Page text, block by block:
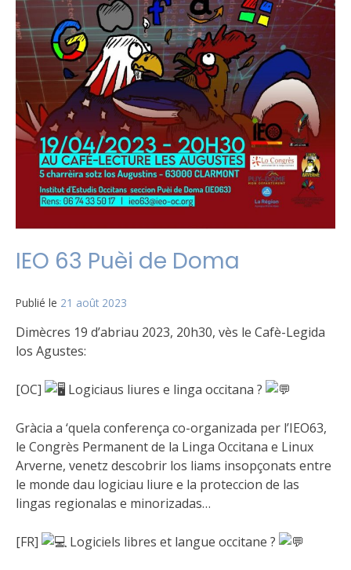
IEO 63 Puèi de Doma
Publié le 21 août 2023
Dimècres 19 d’abriau 2023, 20h30, vès le Cafè-Legida
los Agustes:
[OC] Logiciaus liures e linga occitana ?
Gràcia a ‘quela conferença co-organizada per l’IEO63,
le Congrès Permanent de la Linga Occitana e Linux
Arverne, venetz descobrir los liams insopçonats entre
le monde dau logiciau liure e la proteccion de las
lingas regionalas e minorizadas…
[FR] Logiciels libres et langue occitane ?